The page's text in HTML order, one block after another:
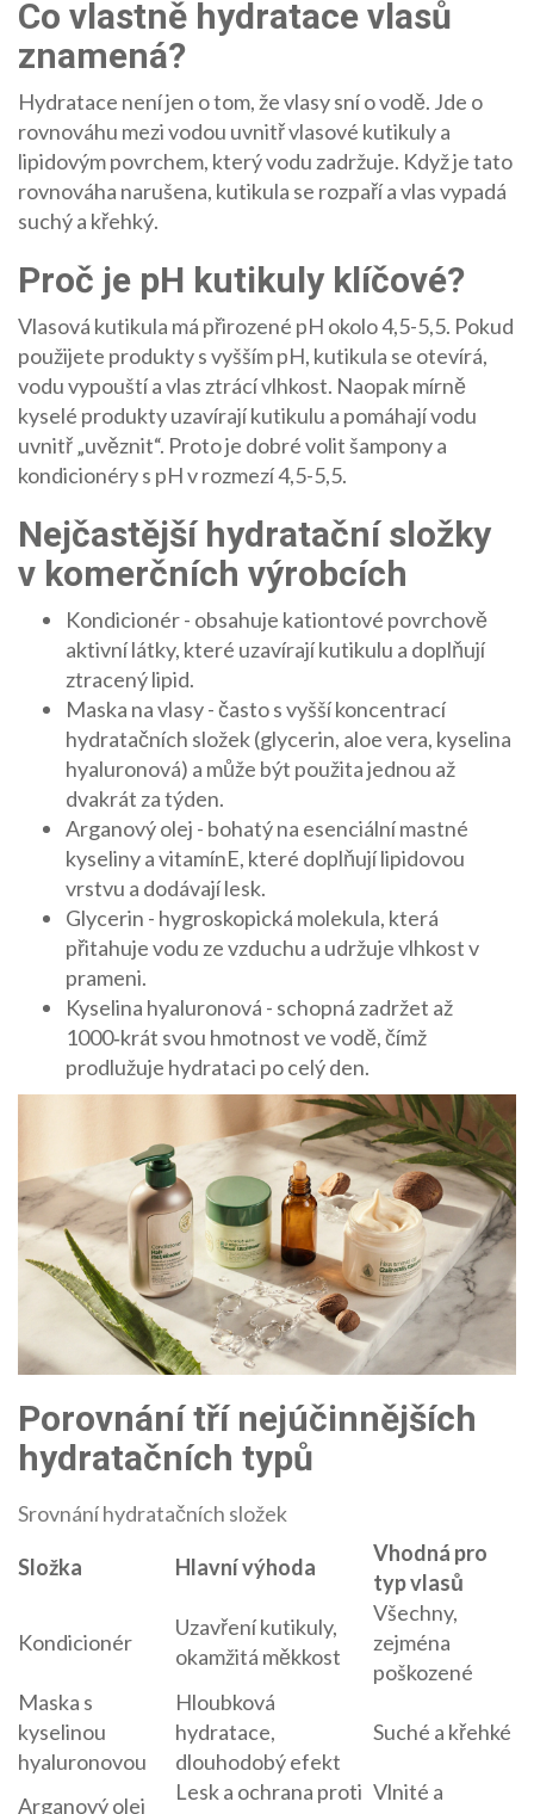
Co vlastně hydratace vlasů
znamená?
Hydratace není jen o tom, že vlasy sní o vodě. Jde o
rovnováhu mezi vodou uvnitř vlasové kutikuly a
lipidovým povrchem, který vodu zadržuje. Když je tato
rovnováha narušena, kutikula se rozpaří a vlas vypadá
suchý a křehký.
Proč je pH kutikuly klíčové?
Vlasová kutikula má přirozené pH okolo 4,5-5,5. Pokud
použijete produkty s vyšším pH, kutikula se otevírá,
vodu vypouští a vlas ztrácí vlhkost. Naopak mírně
kyselé produkty uzavírají kutikulu a pomáhají vodu
uvnitř „uvěznit“. Proto je dobré volit šampony a
kondicionéry s pH v rozmezí 4,5-5,5.
Nejčastější hydratační složky
v komerčních výrobcích
Kondicionér- obsahuje kationtové povrchově
aktivní látky, které uzavírají kutikulu a doplňují
ztracený lipid.
Maska na vlasy- často s vyšší koncentrací
hydratačních složek (glycerin, aloe vera, kyselina
hyaluronová) a může být použita jednou až
dvakrát za týden.
Arganový olej - bohatý na esenciální mastné
kyseliny a vitamínE, které doplňují lipidovou
vrstvu a dodávají lesk.
Glycerin - hygroskopická molekula, která
přitahuje vodu ze vzduchu a udržuje vlhkost v
prameni.
Kyselina hyaluronová - schopná zadržet až
1000‑krát svou hmotnost ve vodě, čímž
prodlužuje hydrataci po celý den.
Porovnání tří nejúčinnějších
hydratačních typů
Srovnání hydratačních složek
Složka Hlavní výhoda
Vhodná pro
typ vlasů
Kondicionér
Uzavření kutikuly,
okamžitá měkkost
Všechny,
zejména
poškozené
Maska s
kyselinou
hyaluronovou
Hloubková
hydratace,
dlouhodobý efekt
Suché a křehké
Arganový olej
Lesk a ochrana proti Vlnité a